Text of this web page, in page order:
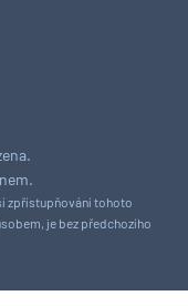
zpřístupňování tohoto
je bez předchozího